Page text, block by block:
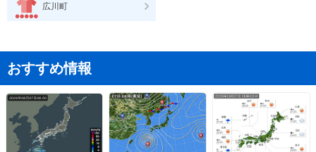
広川町
おすすめ情報